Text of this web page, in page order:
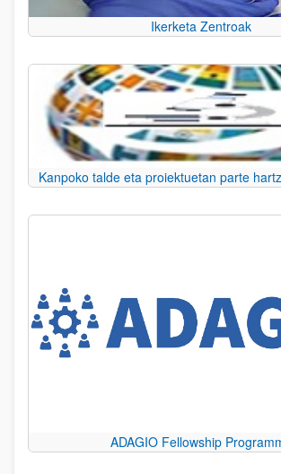
Ikerketa Zentroak
Kanpoko talde eta proiektuetan parte
ADAGIO Fellowship